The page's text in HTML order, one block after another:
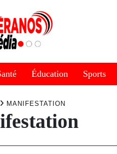
Éducation Sports
MANIFESTATION